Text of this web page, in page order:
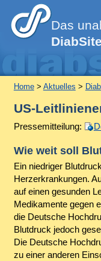
Das
DiabSite
Home> Aktuelles >
US-
Pressemitteilung:
Wie weit soll
Ein niedriger
Herzerkrankungen.
auf einen gesunden
Medikamente gegen
die Deutsche
Blutdruck jedoch
Die Deutsche
zu einer anderen